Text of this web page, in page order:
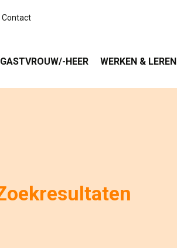
Contact
GASTVROUW/-HEER WERKEN & LEREN